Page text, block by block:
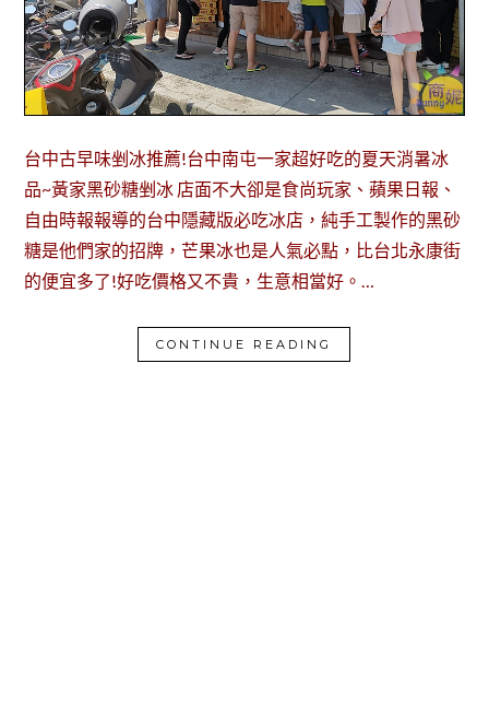
台中古早味剉冰推薦!台中南屯一家超好吃的夏天消暑冰
品~黃家黑砂糖剉冰 店面不大卻是食尚玩家、蘋果日報、
自由時報報導的台中隱藏版必吃冰店，純手工製作的黑砂
糖是他們家的招牌，芒果冰也是人氣必點，比台北永康街
的便宜多了!好吃價格又不貴，生意相當好。…
CONTINUE READING